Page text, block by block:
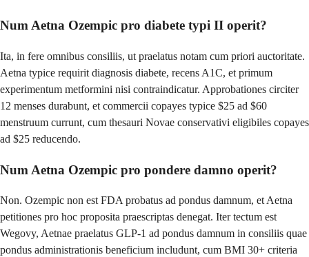
Num Aetna Ozempic pro diabete typi II operit?
Ita, in fere omnibus consiliis, ut praelatus notam cum priori auctoritate.
Aetna typice requirit diagnosis diabete, recens A1C, et primum
experimentum metformini nisi contraindicatur. Approbationes circiter
12 menses durabunt, et commercii copayes typice $25 ad $60
menstruum currunt, cum thesauri Novae conservativi eligibiles copayes
ad $25 reducendo.
Num Aetna Ozempic pro pondere damno operit?
Non. Ozempic non est FDA probatus ad pondus damnum, et Aetna
petitiones pro hoc proposita praescriptas denegat. Iter tectum est
Wegovy, Aetnae praelatus GLP-1 ad pondus damnum in consiliis quae
pondus administrationis beneficium includunt, cum BMI 30+ criteria